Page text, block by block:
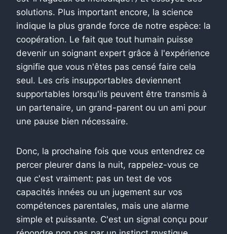
solutions. Plus important encore, la science
indique la plus grande force de notre espèce: la
coopération. Le fait que tout humain puisse
devenir un soignant expert grâce à l'expérience
signifie que vous n'êtes pas censé faire cela
seul. Les cris insupportables deviennent
supportables lorsqu'ils peuvent être transmis à
un partenaire, un grand-parent ou un ami pour
une pause bien nécessaire.
Donc, la prochaine fois que vous entendrez ce
percer pleurer dans la nuit, rappelez-vous ce
que c'est vraiment: pas un test de vos
capacités innées ou un jugement sur vos
compétences parentales, mais une alarme
simple et puissante. C'est un signal conçu pour